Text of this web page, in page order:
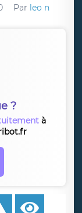
Par leo n
?
à